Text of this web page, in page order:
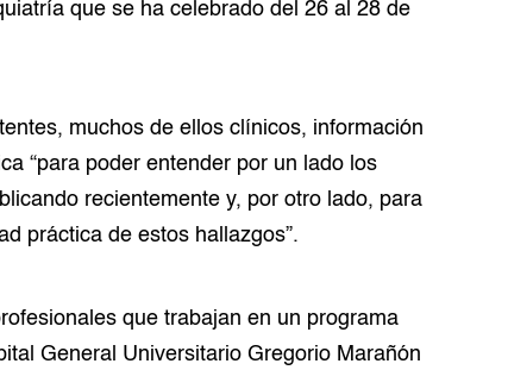
que se ha celebrado del 26 al 28 de
muchos de ellos clínicos, información
“para poder entender por un lado los
recientemente y, por otro lado, para
práctica de estos hallazgos”.
que trabajan en un programa
General Universitario Gregorio Marañón